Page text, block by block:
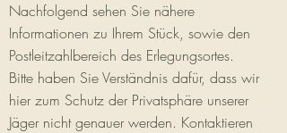
Nachfolgend sehen Sie nähere
Informationen zu Ihrem Stück, sowie den
Postleitzahlbereich des Erlegungsortes.
Bitte haben Sie Verständnis dafür, dass wir
hier zum Schutz der Privatsphäre unserer
Jäger nicht genauer werden. Kontaktieren